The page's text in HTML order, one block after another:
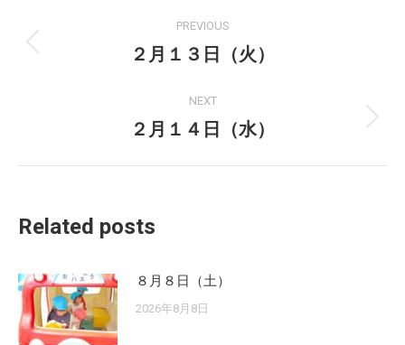
navigation
PREVIOUS
Previous
２月１３日（火）
NEXT
Next
２月１４日（水）
Related posts
８月８日（土）
2026年8月8日